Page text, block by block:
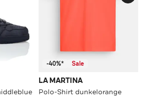
-40%* Sale
LA MARTINA
Polo-Shirt dunkelorange